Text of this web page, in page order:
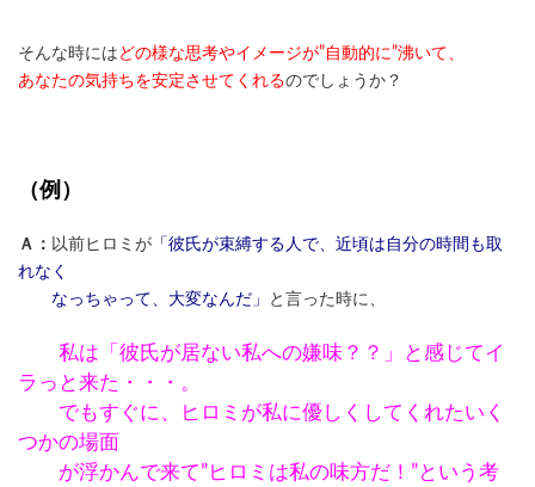
そんな時には どの様な思考やイメージが”自動的に”沸いて、
あなたの気持ちを安定させてくれるのでしょうか？
（例）
Ａ： 以前ヒロミが 「彼氏が束縛する人で、近頃は自分の時間も取
れなく
なっちゃって、大変なんだ」
と言った時に、
私は「彼氏が居ない私への嫌味？？」と感じてイ
ラっと来た・・・。
でもすぐに、ヒロミが私に優しくしてくれたいく
つかの場面
が浮かんで来て”ヒロミは私の味方だ！”という考